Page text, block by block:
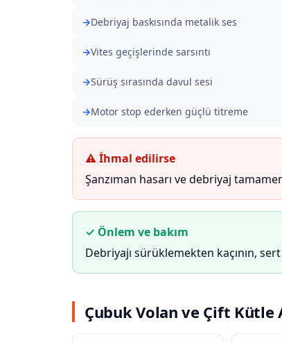
Debriyaj baskısında metalik ses
Vites geçişlerinde sarsıntı
Sürüş sırasında davul sesi
Motor stop ederken güçlü titreme
⚠ İhmal edilirse
Şanzıman hasarı ve debriyaj
✓ Önlem ve bakım
Debriyajı sürüklemekten kaçının, sert
Çubuk Volan ve Çift Kütle